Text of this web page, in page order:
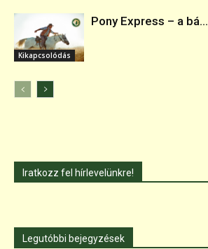
Kikapcsolódás
Pony Express – a bá...
Iratkozz fel hírlevelünkre!
Legutóbbi bejegyzések